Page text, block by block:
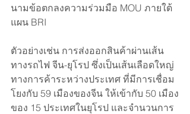
นามข้อตกลงความร่วมมือ MOU ภายใต้
แผน BRI
ตัวอย่างเช่น การส่งออกสินค้าผ่านเส้น
ทางรถไฟ จีน-ยุโรป ซึ่งเป็นเส้นเลือดใหญ่
ทางการค้าระหว่างประเทศ ที่มีการเชื่อม
โยงกับ 59 เมืองของจีน ให้เข้ากับ 50 เมือง
ของ 15 ประเทศในยุโรป และจำนวนการ